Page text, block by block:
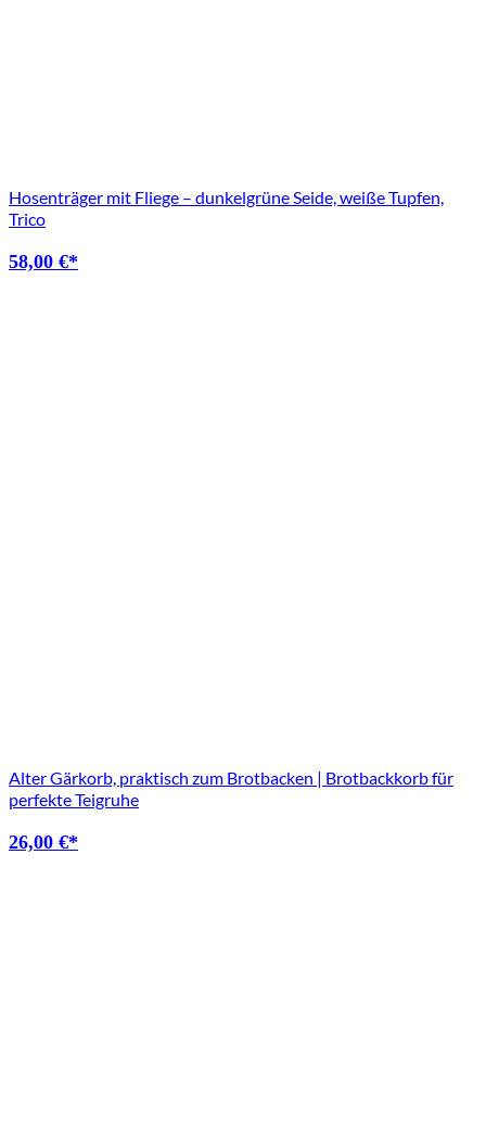
Hosenträger mit Fliege – dunkelgrüne Seide, weiße Tupfen,
Trico
58,00 €
Alter Gärkorb, praktisch zum Brotbacken | Brotbackkorb für
perfekte Teigruhe
26,00 €